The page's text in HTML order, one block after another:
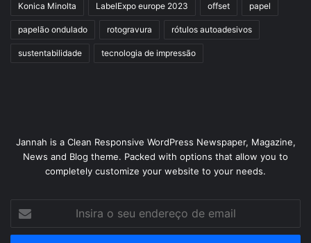
Konica Minolta LabelExpo europe 2023 offset papel
papelão ondulado rotogravura rótulos autoadesivos
sustentabilidade tecnologia de impressão
Jannah is a Clean Responsive WordPress Newspaper, Magazine,
News and Blog theme. Packed with options that allow you to
completely customize your website to your needs.
seu